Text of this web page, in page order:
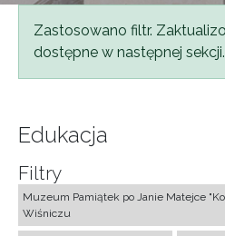
Komunikat
Zastosowano filtr.
dostępne w następnej sekcji.
Edukacja
Filtry
Muzeum Pamiątek po Janie Matejce
Wiśniczu